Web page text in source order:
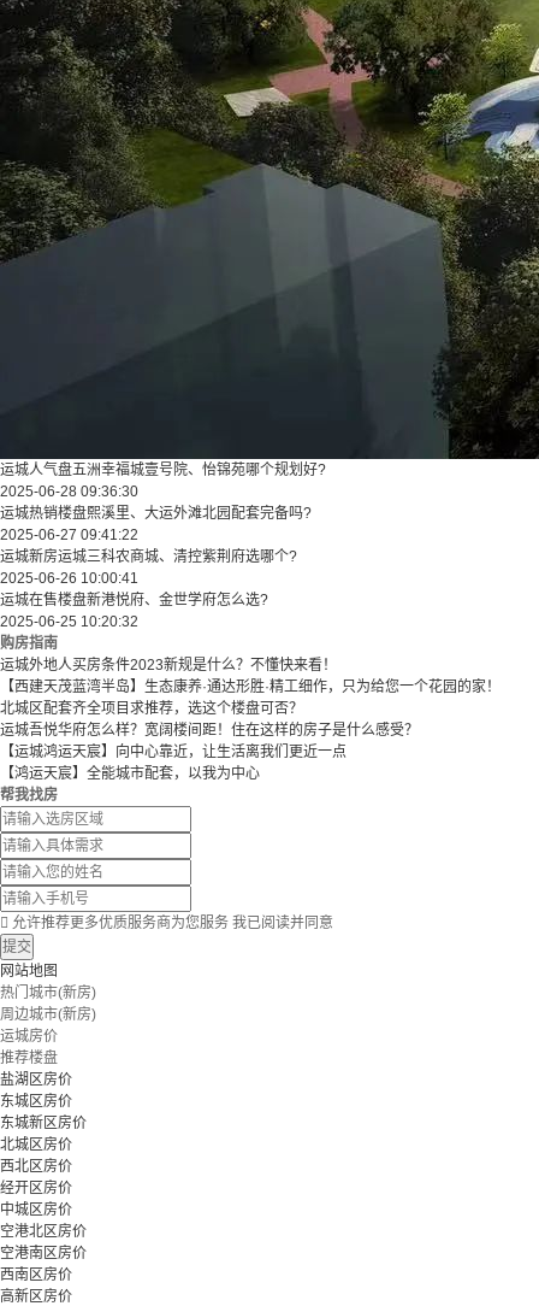
运城人气盘五洲幸福城壹号院、怡锦苑哪个规划好?
2025-06-28 09:36:30
运城热销楼盘熙溪里、大运外滩北园配套完备吗?
2025-06-27 09:41:22
运城新房运城三科农商城、清控紫荆府选哪个?
2025-06-26 10:00:41
运城在售楼盘新港悦府、金世学府怎么选?
2025-06-25 10:20:32
购房指南
运城外地人买房条件2023新规是什么？不懂快来看！
【西建天茂蓝湾半岛】生态康养·通达形胜·精工细作，只为给您一个花园的家！
北城区配套齐全项目求推荐，选这个楼盘可否？
运城吾悦华府怎么样？宽阔楼间距！住在这样的房子是什么感受？
【运城鸿运天宸】向中心靠近，让生活离我们更近一点
【鸿运天宸】全能城市配套，以我为中心
帮我找房
 允许推荐更多优质服务商为您服务 我已阅读并同意
提交
网站地图
热门城市(新房)
周边城市(新房)
运城房价
推荐楼盘
盐湖区房价
东城区房价
东城新区房价
北城区房价
西北区房价
经开区房价
中城区房价
空港北区房价
空港南区房价
西南区房价
高新区房价